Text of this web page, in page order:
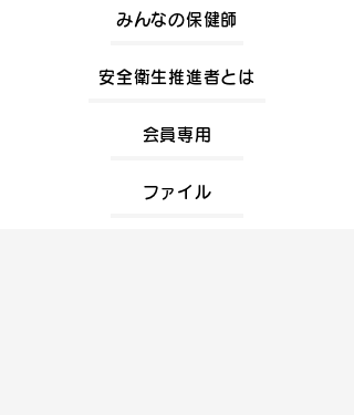
みんなの保健師
安全衛生推進者とは
会員専用
ファイル